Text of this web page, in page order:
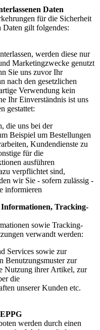
Daten
für die Sicherheit
gilt folgendes:
werden diese nur
Marketingzwecke genutzt
Sie uns zuvor Ihr
nach den gesetzlichen
Verwendung kein
Ihr Einverständnis ist uns
gestattet:
die uns bei der
Beispiel um Bestellungen
Kundendienste zu
für die
ausführen
verpflichtet sind,
wir Sie - sofern zulässig -
informieren
Informationen, Tracking-
sowie Tracking-
verwandt werden:
Services sowie zur
Benutzungsmuster zur
Nutzung ihrer Artikel, zur
die
unserer Kunden etc.
werden durch einen